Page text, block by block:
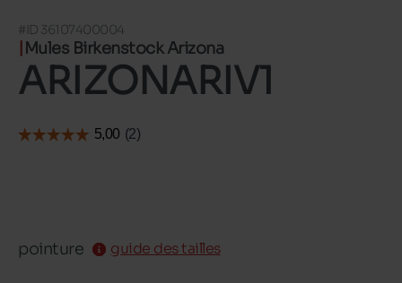
#ID 36107400004
Mules Birkenstock Arizona
ARIZONARIV1
pointure guide des tailles